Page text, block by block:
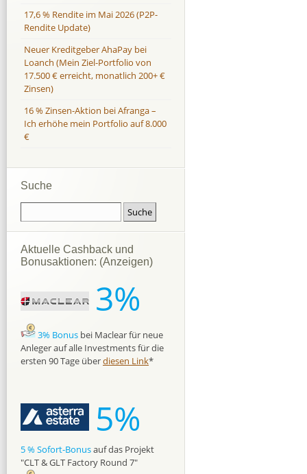
17,6 % Rendite im Mai 2026 (P2P-
Rendite Update)
Neuer Kreditgeber AhaPay bei
Loanch (Mein Ziel-Portfolio von
17.500 € erreicht, monatlich 200+ €
Zinsen)
16 % Zinsen-Aktion bei Afranga –
Ich erhöhe mein Portfolio auf 8.000
€
Suche
Aktuelle Cashback und
Bonusaktionen: (Anzeigen)
3%
3% Bonus bei Maclear für neue
Anleger auf alle Investments für die
ersten 90 Tage überdiesen Link*
5%
5 % Sofort-Bonusauf das Projekt
"CLT & GLT Factory Round 7"